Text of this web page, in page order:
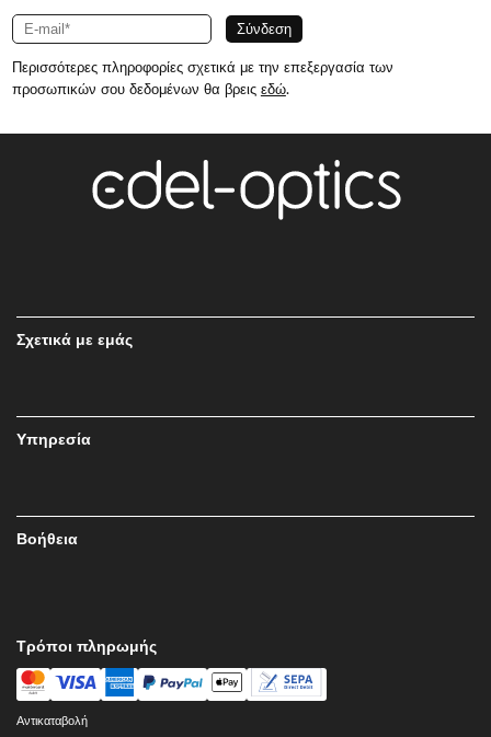
Περισσότερες πληροφορίες σχετικά με την επεξεργασία των
προσωπικών σου δεδομένων θα βρεις εδώ.
Σχετικά με εμάς
Υπηρεσία
Βοήθεια
Τρόποι πληρωμής
Αντικαταβολή